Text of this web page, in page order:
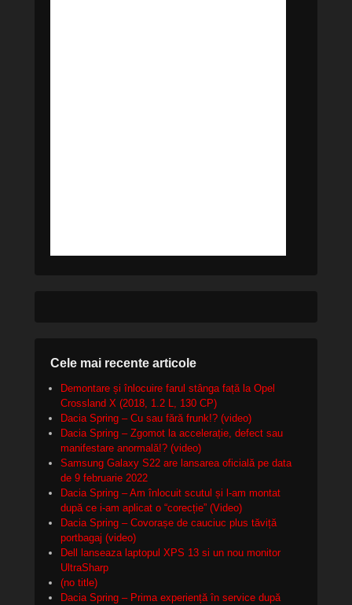
Cele mai recente articole
Demontare și înlocuire farul stânga față la Opel
Crossland X (2018, 1.2 L, 130 CP)
Dacia Spring – Cu sau fără frunk!? (video)
Dacia Spring – Zgomot la accelerație, defect sau
manifestare anormală!? (video)
Samsung Galaxy S22 are lansarea oficială pe data
de 9 februarie 2022
Dacia Spring – Am înlocuit scutul și l-am montat
după ce i-am aplicat o “corecție” (Video)
Dacia Spring – Covorașe de cauciuc plus tăviță
portbagaj (video)
Dell lanseaza laptopul XPS 13 si un nou monitor
UltraSharp
(no title)
Dacia Spring – Prima experiență în service după